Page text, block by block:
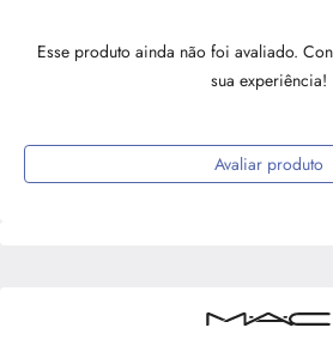
Esse produto ainda não foi avaliado.
sua experiência!
Avaliar produto